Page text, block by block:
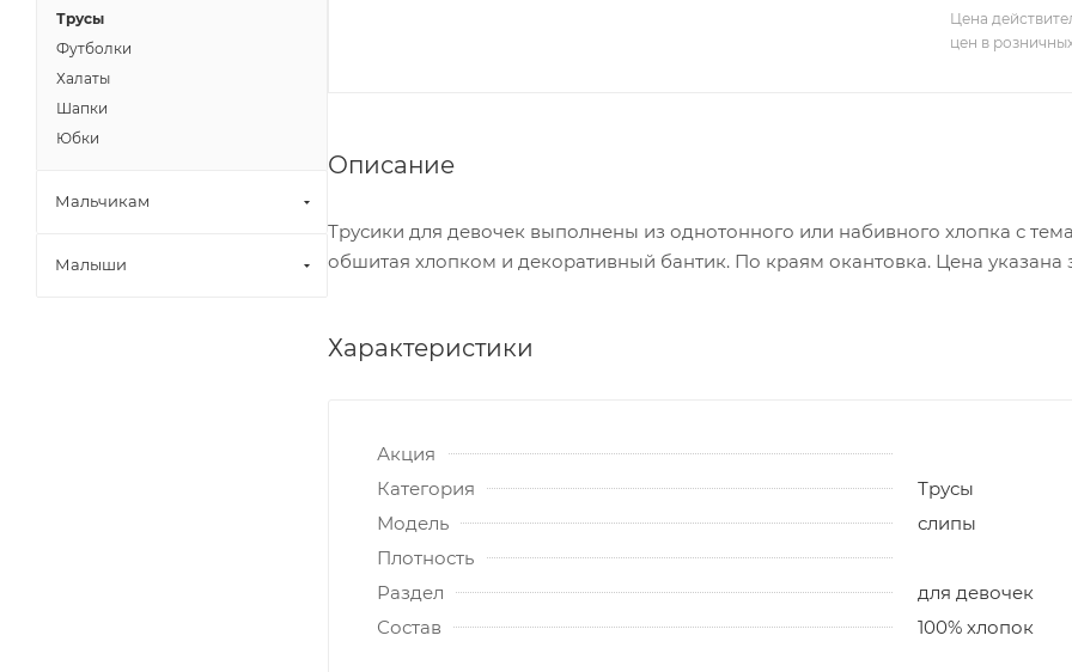
Цена
цен в
Описание
Трусики для девочек выполнены из однотонного или набивного хлопка с
обшитая хлопком и декоративный бантик. По краям окантовка. Цена указана
Характеристики
Акция
Категория
Трусы
Модель
слипы
Плотность
Раздел
для девочек
Состав
100% хлопок
Трусы
Футболки
Халаты
Шапки
Юбки
Мальчикам
Малыши